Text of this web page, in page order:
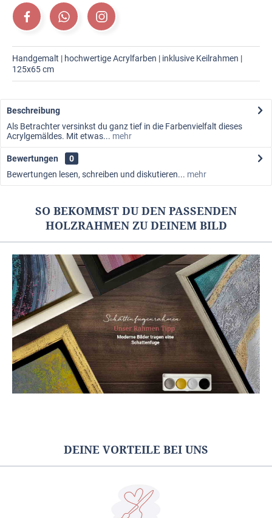
Handgemalt | hochwertige Acrylfarben | inklusive Keilrahmen |
125x65 cm
Beschreibung
Als Betrachter versinkst du ganz tief in die Farbenvielfalt dieses
Acrylgemäldes. Mit etwas... mehr
Bewertungen
0
Bewertungen lesen, schreiben und diskutieren... mehr
SO BEKOMMST DU DEN PASSENDEN
HOLZRAHMEN ZU DEINEM BILD
DEINE VORTEILE BEI UNS